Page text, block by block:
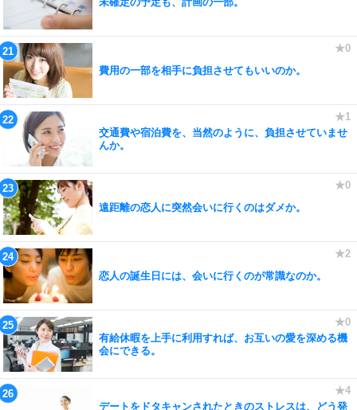
費用の一部を相手に負担させてもいいのか。
交通費や宿泊費を、当然のように、負担させていませ
んか。
遠距離の恋人に突然会いに行くのはダメか。
恋人の誕生日には、会いに行くのが常識なのか。
有給休暇を上手に利用すれば、お互いの愛を深める機
会にできる。
デートをドタキャンされたときのストレスは、どう発